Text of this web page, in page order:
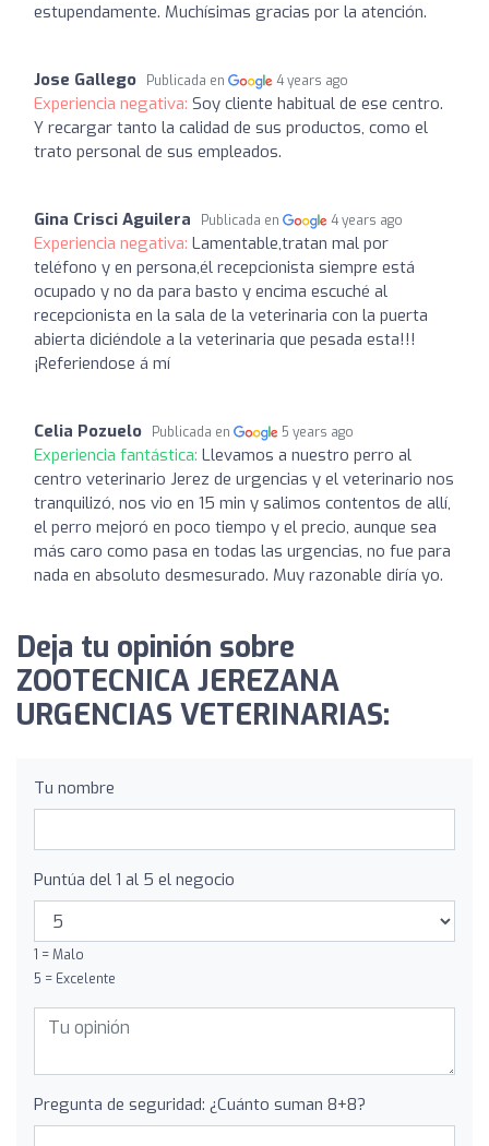
estupendamente. Muchísimas gracias por la atención.
Jose Gallego Publicada en 4 years ago
Experiencia negativa: Soy cliente habitual de ese centro.
Y recargar tanto la calidad de sus productos, como el
trato personal de sus empleados.
Gina Crisci Aguilera Publicada en 4 years ago
Experiencia negativa: Lamentable,tratan mal por
teléfono y en persona,él recepcionista siempre está
ocupado y no da para basto y encima escuché al
recepcionista en la sala de la veterinaria con la puerta
abierta diciéndole a la veterinaria que pesada esta!!!
¡Referiendose á mí
Celia Pozuelo Publicada en 5 years ago
Experiencia fantástica: Llevamos a nuestro perro al
centro veterinario Jerez de urgencias y el veterinario nos
tranquilizó, nos vio en 15 min y salimos contentos de allí,
el perro mejoró en poco tiempo y el precio, aunque sea
más caro como pasa en todas las urgencias, no fue para
nada en absoluto desmesurado. Muy razonable diría yo.
Deja tu opinión sobre
ZOOTECNICA JEREZANA
URGENCIAS VETERINARIAS:
Tu nombre
Puntúa del 1 al 5 el negocio
1 = Malo
5 = Excelente
Pregunta de seguridad: ¿Cuánto suman 8+8?